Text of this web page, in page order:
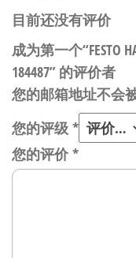
目前还没有评价
成为第一个“FESTO
184487” 的评价者
您的邮箱地址不会
您的评级 *
您的评价*